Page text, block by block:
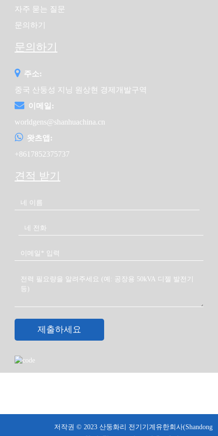
자주 묻는 질문
문의하기
문의하기
주소:
중국 산둥성 지닝 원상현 경제개발구역
이메일:
worldgens@shanhuachina.cn
왓츠앱:
+8617852375737
견적 받기
제출하세요
저작권 © 2023 산둥화리 전기기계유한회사(Shandong